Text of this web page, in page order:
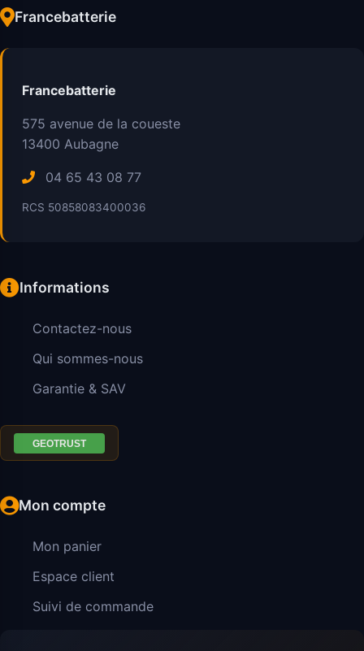
Francebatterie
Francebatterie
575 avenue de la coueste
13400 Aubagne
04 65 43 08 77
RCS 50858083400036
Informations
Contactez-nous
Qui sommes-nous
Garantie & SAV
Mon compte
Mon panier
Espace client
Suivi de commande